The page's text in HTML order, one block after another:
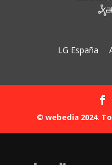
LG España
© webedia 2024.